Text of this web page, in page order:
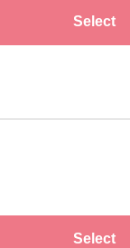
Select
Select